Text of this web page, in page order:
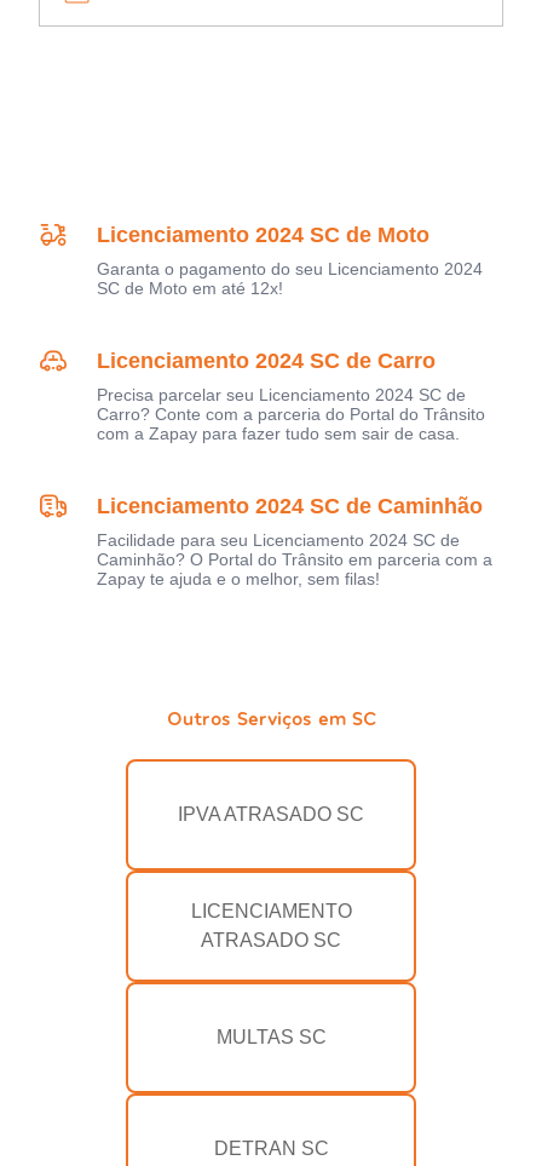
Licenciamento 2024 SC de Moto
Garanta o pagamento do seu Licenciamento 2024
SC de Moto em até 12x!
Licenciamento 2024 SC de Carro
Precisa parcelar seu Licenciamento 2024 SC de
Carro? Conte com a parceria do Portal do Trânsito
com a Zapay para fazer tudo sem sair de casa.
Licenciamento 2024 SC de Caminhão
Facilidade para seu Licenciamento 2024 SC de
Caminhão? O Portal do Trânsito em parceria com a
Zapay te ajuda e o melhor, sem filas!
Outros Serviços em SC
IPVA ATRASADO SC
LICENCIAMENTO
ATRASADO SC
MULTAS SC
DETRAN SC